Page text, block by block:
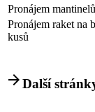
Pronájem
Pronájem raket na
kusů
arrow_forwardDalší